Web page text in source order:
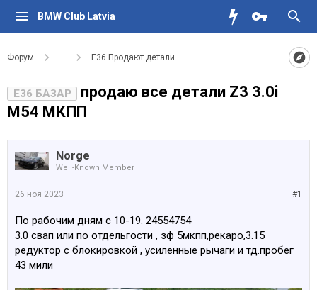
BMW Club Latvia
Форум ... Е36 Продают детали
E36 БАЗАР
продаю все детали Z3 3.0i
M54 МКПП
Norge
Well-Known Member
#1
26 ноя 2023
По рабочим дням с 10-19. 24554754
3.0 свап или по отдельгости , зф 5мкпп,рекаро,3.15
редуктор с блокировкой , усиленные рычаги и тд.пробег
43 мили